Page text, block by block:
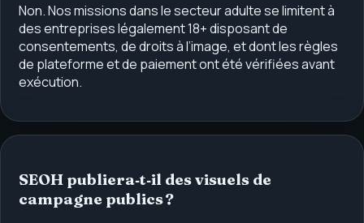
Non. Nos missions dans le secteur adulte se limitent à
des entreprises légalement 18+ disposant de
consentements, de droits à l’image, et dont les règles
de plateforme et de paiement ont été vérifiées avant
exécution.
SEOH publiera‑t‑il des visuels de
campagne publics ?